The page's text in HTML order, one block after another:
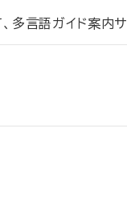
多言語ガイド案内